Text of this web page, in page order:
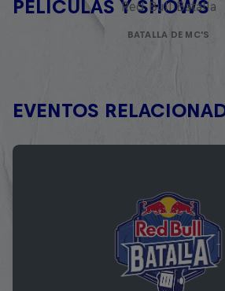
PELÍCULAS Y SHOWS
Red Bull Batalla
BATALLA DE MC'S
EVENTOS